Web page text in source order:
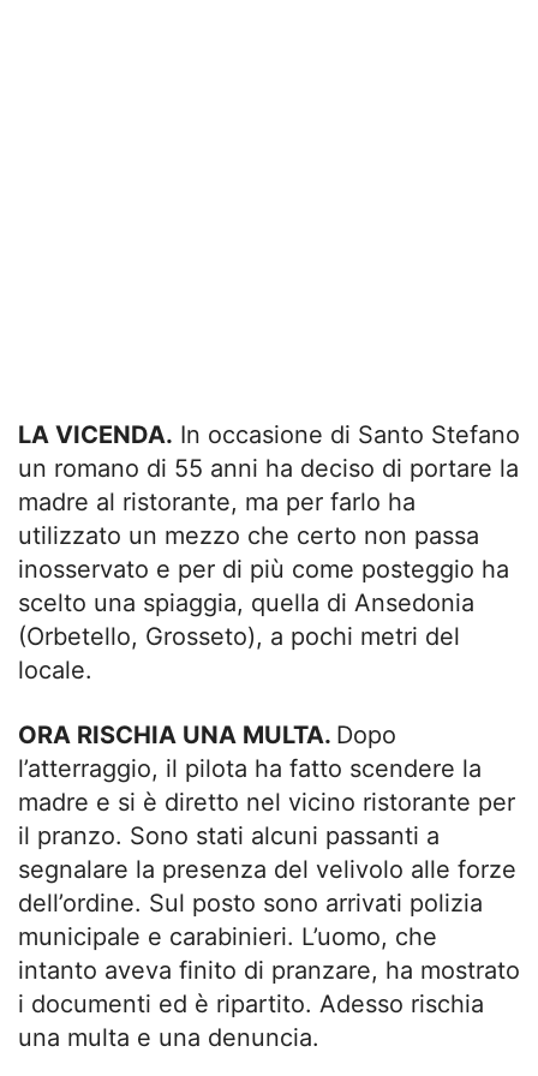
LA VICENDA. In occasione di Santo Stefano
un romano di 55 anni ha deciso di portare la
madre al ristorante, ma per farlo ha
utilizzato un mezzo che certo non passa
inosservato e per di più come posteggio ha
scelto una spiaggia, quella di Ansedonia
(Orbetello, Grosseto), a pochi metri del
locale.
ORA RISCHIA UNA MULTA. Dopo
l’atterraggio, il pilota ha fatto scendere la
madre e si è diretto nel vicino ristorante per
il pranzo. Sono stati alcuni passanti a
segnalare la presenza del velivolo alle forze
dell’ordine. Sul posto sono arrivati polizia
municipale e carabinieri. L’uomo, che
intanto aveva finito di pranzare, ha mostrato
i documenti ed è ripartito. Adesso rischia
una multa e una denuncia.